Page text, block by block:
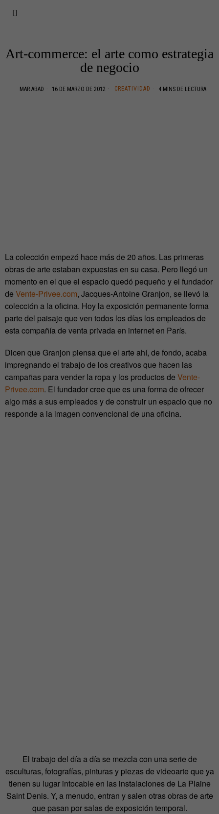
Art-commerce: el arte como estrategia
de negocio
MAR ABAD 16 DE MARZO DE 2012 CREATIVIDAD 4 MINS DE LECTURA
La colección empezó hace más de 20 años. Las primeras
obras de arte estaban expuestas en su casa. Pero llegó un
momento en el que el espacio quedó pequeño y el fundador
de Vente-Privee.com, Jacques-Antoine Granjon, se llevó la
colección a la oficina. Hoy la exposición permanente forma
parte del paisaje que ven todos los días los empleados de
esta compañía de venta privada en internet en París.
Dicen que Granjon piensa que el arte ahí, de fondo, acaba
impregnando el trabajo de los creativos que hacen las
campañas para vender la ropa y los productos de Vente-
Privee.com. El fundador cree que es una forma de ofrecer
algo más a sus empleados y de construir un espacio que no
responde a la imagen convencional de una oficina.
El trabajo del día a día se mezcla con una serie de
esculturas, fotografías, pinturas y piezas de videoarte que ya
tienen su lugar intocable en las instalaciones de La Plaine
Saint Denis. Y, a menudo, entran y salen otras obras de arte
que pasan por salas de exposición temporal.